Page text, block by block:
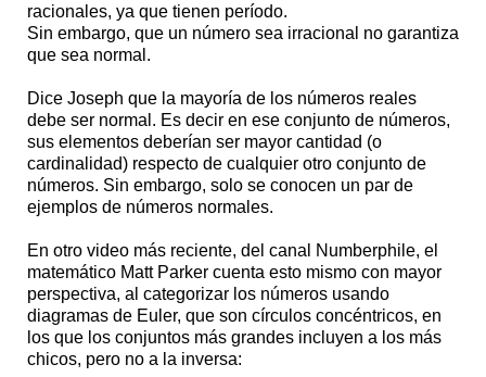
racionales, ya que tienen período.
Sin embargo, que un número sea irracional no garantiza
que sea normal.
Dice Joseph que la mayoría de los números reales
debe ser normal. Es decir en ese conjunto de números,
sus elementos deberían ser mayor cantidad (o
cardinalidad) respecto de cualquier otro conjunto de
números. Sin embargo, solo se conocen un par de
ejemplos de números normales.
En otro video más reciente, del canal Numberphile, el
matemático Matt Parker cuenta esto mismo con mayor
perspectiva, al categorizar los números usando
diagramas de Euler, que son círculos concéntricos, en
los que los conjuntos más grandes incluyen a los más
chicos, pero no a la inversa: